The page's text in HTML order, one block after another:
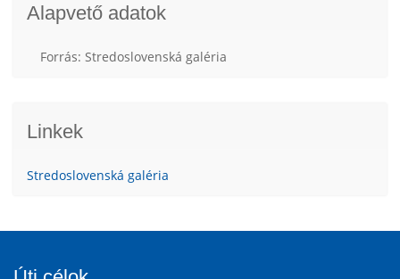
Alapvető adatok
Forrás: Stredoslovenská galéria
Linkek
Stredoslovenská galéria